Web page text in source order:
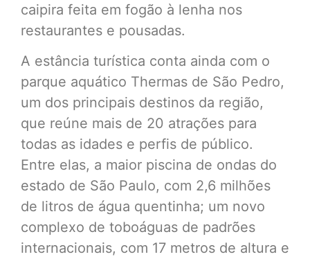
caipira feita em fogão à lenha nos
restaurantes e pousadas.
A estância turística conta ainda com o
parque aquático Thermas de São Pedro,
um dos principais destinos da região,
que reúne mais de 20 atrações para
todas as idades e perfis de público.
Entre elas, a maior piscina de ondas do
estado de São Paulo, com 2,6 milhões
de litros de água quentinha; um novo
complexo de toboáguas de padrões
internacionais, com 17 metros de altura e